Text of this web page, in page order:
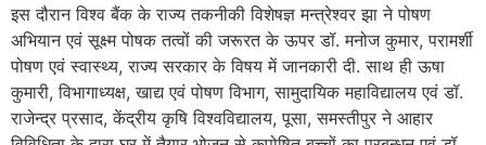
इस दौरान विश्व बैंक के राज्य तकनीकी विशेषज्ञ मन्त्रेश्वर झा ने पोषण
अभियान एवं सूक्ष्म पोषक तत्वों की जरूरत के ऊपर डॉ. मनोज कुमार, परामर्शी
पोषण एवं स्वास्थ्य, राज्य सरकार के विषय में जानकारी दी. साथ ही ऊषा
कुमारी, विभागाध्यक्ष, खाद्य एवं पोषण विभाग, सामुदायिक महाविद्यालय एवं डॉ.
राजेन्द्र प्रसाद, केंद्रीय कृषि विश्वविद्यालय, पूसा, समस्तीपुर ने आहार